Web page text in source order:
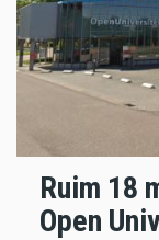
Ruim 18
Open